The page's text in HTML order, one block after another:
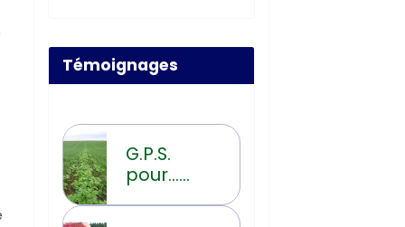
Témoignages
G.P.S.
pour...